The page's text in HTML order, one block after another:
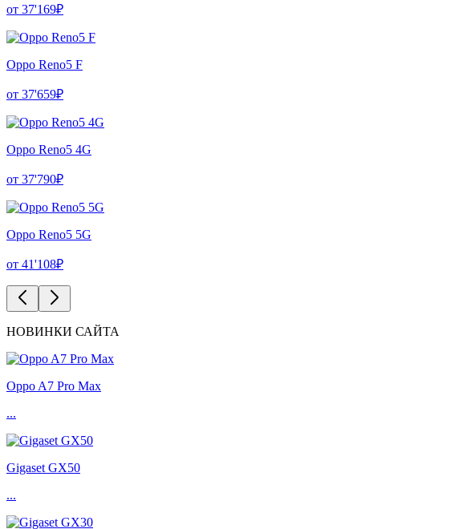
от 37'169₽
Oppo Reno5 F
от 37'659₽
Oppo Reno5 4G
от 37'790₽
Oppo Reno5 5G
от 41'108₽
НОВИНКИ САЙТА
Oppo A7 Pro Max
...
Gigaset GX50
...